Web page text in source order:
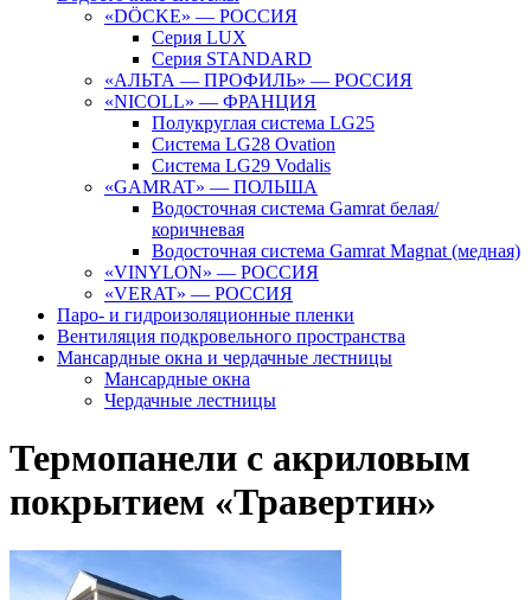
«DÖCKE» — РОССИЯ
Серия LUX
Серия STANDARD
«АЛЬТА — ПРОФИЛЬ» — РОССИЯ
«NICOLL» — ФРАНЦИЯ
Полукруглая система LG25
Система LG28 Ovation
Система LG29 Vodalis
«GAMRAT» — ПОЛЬША
Водосточная система Gamrat белая/
коричневая
Водосточная система Gamrat Magnat (медная)
«VINYLON» — РОССИЯ
«VERAT» — РОССИЯ
Паро- и гидроизоляционные пленки
Вентиляция подкровельного пространства
Мансардные окна и чердачные лестницы
Мансардные окна
Чердачные лестницы
Термопанели с акриловым
покрытием «Травертин»